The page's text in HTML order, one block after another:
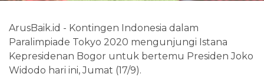
ArusBaik.id - Kontingen Indonesia dalam
Paralimpiade Tokyo 2020 mengunjungi Istana
Kepresidenan Bogor untuk bertemu Presiden Joko
Widodo hari ini, Jumat (17/9).